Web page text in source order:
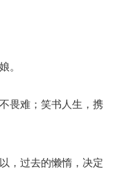
。
畏难；笑书人生，携
，过去的懒惰，决定